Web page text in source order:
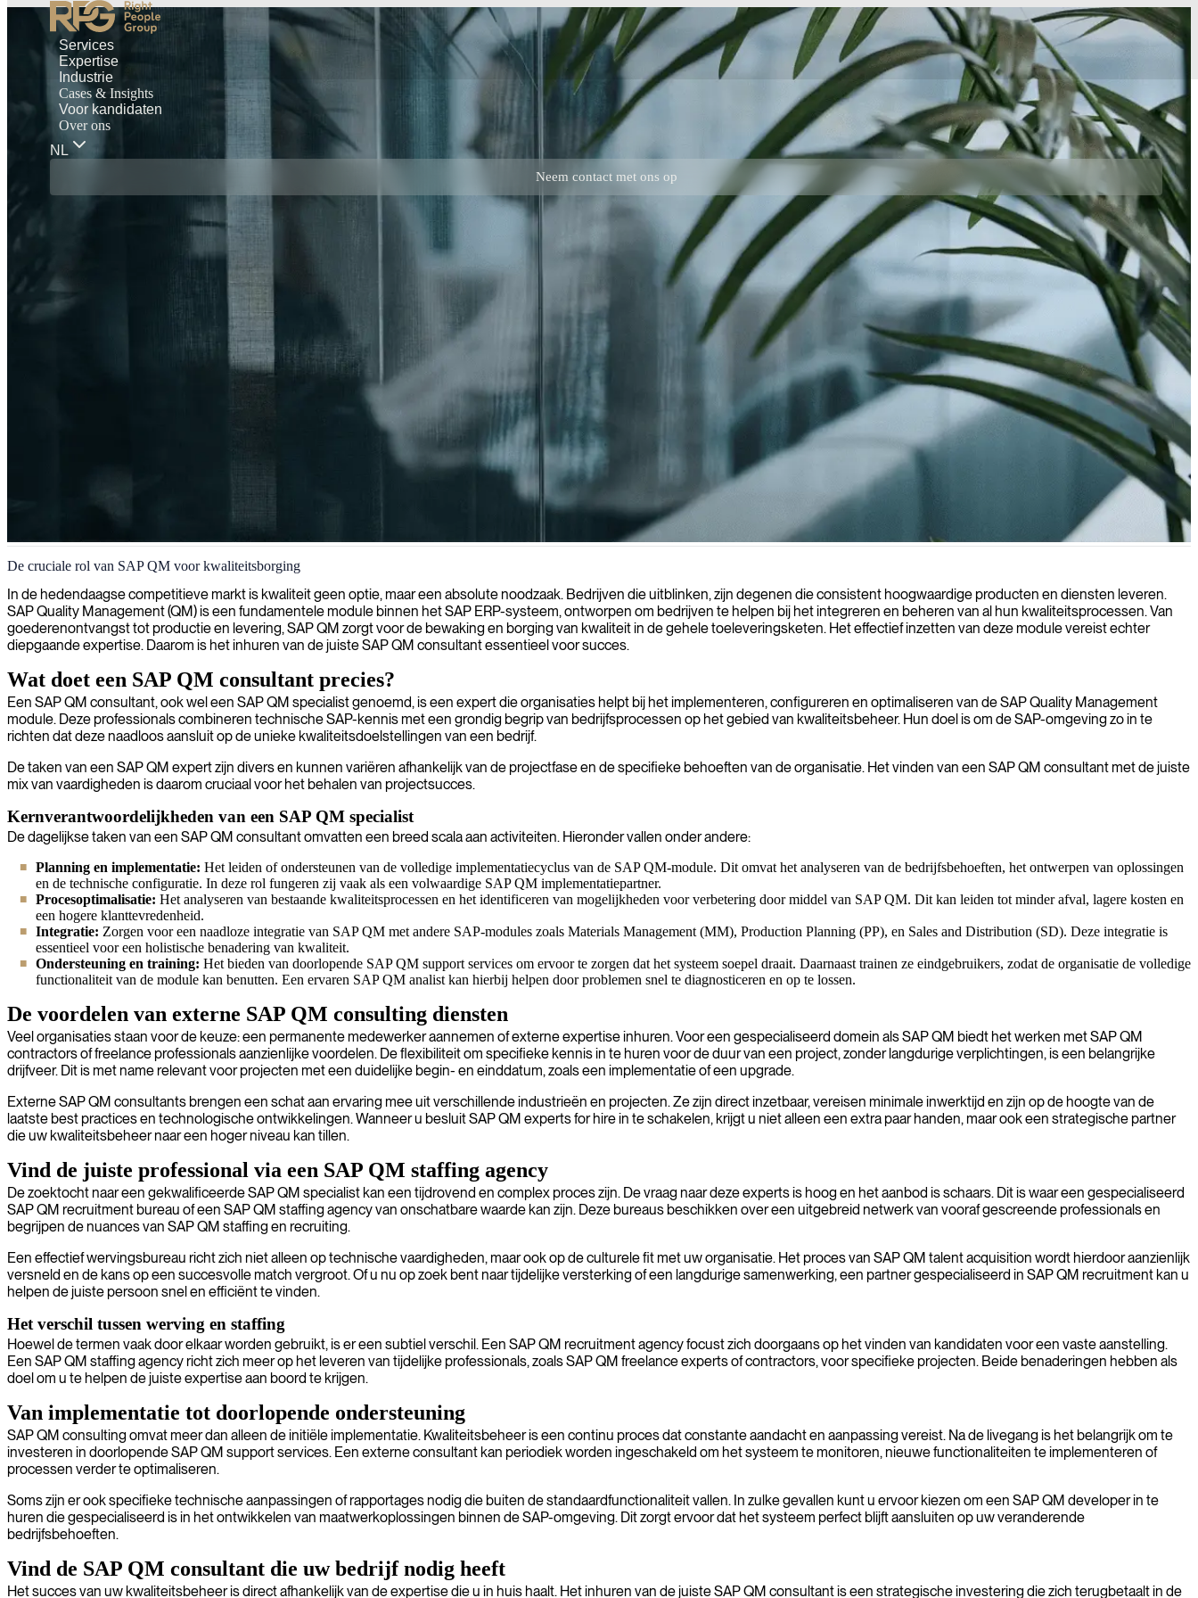
Services
Expertise
Industrie
Cases & Insights
Voor kandidaten
Over ons
NL
Neem contact met ons op
SAP kwaliteitsmanagement implementatie
Wij leveren deskundige SAP QM-consultants die uw kwaliteitsmanagementprocessen optimaliseren, zorgen voor naleving van regelgeving, en operationele uitmuntendheid binnen uw organisatie stimuleren.
De cruciale rol van SAP QM voor kwaliteitsborging
In de hedendaagse competitieve markt is kwaliteit geen optie, maar een absolute noodzaak. Bedrijven die uitblinken, zijn degenen die consistent hoogwaardige producten en diensten leveren.
SAP Quality Management (QM) is een fundamentele module binnen het SAP ERP-systeem, ontworpen om bedrijven te helpen bij het integreren en beheren van al hun kwaliteitsprocessen. Van
goederenontvangst tot productie en levering, SAP QM zorgt voor de bewaking en borging van kwaliteit in de gehele toeleveringsketen. Het effectief inzetten van deze module vereist echter
diepgaande expertise. Daarom is het inhuren van de juiste SAP QM consultant essentieel voor succes.
Wat doet een SAP QM consultant precies?
Een SAP QM consultant, ook wel een SAP QM specialist genoemd, is een expert die organisaties helpt bij het implementeren, configureren en optimaliseren van de SAP Quality Management
module. Deze professionals combineren technische SAP-kennis met een grondig begrip van bedrijfsprocessen op het gebied van kwaliteitsbeheer. Hun doel is om de SAP-omgeving zo in te
richten dat deze naadloos aansluit op de unieke kwaliteitsdoelstellingen van een bedrijf.
De taken van een SAP QM expert zijn divers en kunnen variëren afhankelijk van de projectfase en de specifieke behoeften van de organisatie. Het vinden van een SAP QM consultant met de juiste
mix van vaardigheden is daarom cruciaal voor het behalen van projectsucces.
Kernverantwoordelijkheden van een SAP QM specialist
De dagelijkse taken van een SAP QM consultant omvatten een breed scala aan activiteiten. Hieronder vallen onder andere:
Planning en implementatie: Het leiden of ondersteunen van de volledige implementatiecyclus van de SAP QM-module. Dit omvat het analyseren van de bedrijfsbehoeften, het ontwerpen van oplossingen
en de technische configuratie. In deze rol fungeren zij vaak als een volwaardige SAP QM implementatiepartner.
Procesoptimalisatie: Het analyseren van bestaande kwaliteitsprocessen en het identificeren van mogelijkheden voor verbetering door middel van SAP QM. Dit kan leiden tot minder afval, lagere kosten en
een hogere klanttevredenheid.
Integratie: Zorgen voor een naadloze integratie van SAP QM met andere SAP-modules zoals Materials Management (MM), Production Planning (PP), en Sales and Distribution (SD). Deze integratie is
essentieel voor een holistische benadering van kwaliteit.
Ondersteuning en training: Het bieden van doorlopende SAP QM support services om ervoor te zorgen dat het systeem soepel draait. Daarnaast trainen ze eindgebruikers, zodat de organisatie de volledige
functionaliteit van de module kan benutten. Een ervaren SAP QM analist kan hierbij helpen door problemen snel te diagnosticeren en op te lossen.
De voordelen van externe SAP QM consulting diensten
Veel organisaties staan voor de keuze: een permanente medewerker aannemen of externe expertise inhuren. Voor een gespecialiseerd domein als SAP QM biedt het werken met SAP QM
contractors of freelance professionals aanzienlijke voordelen. De flexibiliteit om specifieke kennis in te huren voor de duur van een project, zonder langdurige verplichtingen, is een belangrijke
drijfveer. Dit is met name relevant voor projecten met een duidelijke begin- en einddatum, zoals een implementatie of een upgrade.
Externe SAP QM consultants brengen een schat aan ervaring mee uit verschillende industrieën en projecten. Ze zijn direct inzetbaar, vereisen minimale inwerktijd en zijn op de hoogte van de
laatste best practices en technologische ontwikkelingen. Wanneer u besluit SAP QM experts for hire in te schakelen, krijgt u niet alleen een extra paar handen, maar ook een strategische partner
die uw kwaliteitsbeheer naar een hoger niveau kan tillen.
Vind de juiste professional via een SAP QM staffing agency
De zoektocht naar een gekwalificeerde SAP QM specialist kan een tijdrovend en complex proces zijn. De vraag naar deze experts is hoog en het aanbod is schaars. Dit is waar een gespecialiseerd
SAP QM recruitment bureau of een SAP QM staffing agency van onschatbare waarde kan zijn. Deze bureaus beschikken over een uitgebreid netwerk van vooraf gescreende professionals en
begrijpen de nuances van SAP QM staffing en recruiting.
Een effectief wervingsbureau richt zich niet alleen op technische vaardigheden, maar ook op de culturele fit met uw organisatie. Het proces van SAP QM talent acquisition wordt hierdoor aanzienlijk
versneld en de kans op een succesvolle match vergroot. Of u nu op zoek bent naar tijdelijke versterking of een langdurige samenwerking, een partner gespecialiseerd in SAP QM recruitment kan u
helpen de juiste persoon snel en efficiënt te vinden.
Het verschil tussen werving en staffing
Hoewel de termen vaak door elkaar worden gebruikt, is er een subtiel verschil. Een SAP QM recruitment agency focust zich doorgaans op het vinden van kandidaten voor een vaste aanstelling.
Een SAP QM staffing agency richt zich meer op het leveren van tijdelijke professionals, zoals SAP QM freelance experts of contractors, voor specifieke projecten. Beide benaderingen hebben als
doel om u te helpen de juiste expertise aan boord te krijgen.
Van implementatie tot doorlopende ondersteuning
SAP QM consulting omvat meer dan alleen de initiële implementatie. Kwaliteitsbeheer is een continu proces dat constante aandacht en aanpassing vereist. Na de livegang is het belangrijk om te
investeren in doorlopende SAP QM support services. Een externe consultant kan periodiek worden ingeschakeld om het systeem te monitoren, nieuwe functionaliteiten te implementeren of
processen verder te optimaliseren.
Soms zijn er ook specifieke technische aanpassingen of rapportages nodig die buiten de standaardfunctionaliteit vallen. In zulke gevallen kunt u ervoor kiezen om een SAP QM developer in te
huren die gespecialiseerd is in het ontwikkelen van maatwerkoplossingen binnen de SAP-omgeving. Dit zorgt ervoor dat het systeem perfect blijft aansluiten op uw veranderende
bedrijfsbehoeften.
Vind de SAP QM consultant die uw bedrijf nodig heeft
Het succes van uw kwaliteitsbeheer is direct afhankelijk van de expertise die u in huis haalt. Het inhuren van de juiste SAP QM consultant is een strategische investering die zich terugbetaalt in de